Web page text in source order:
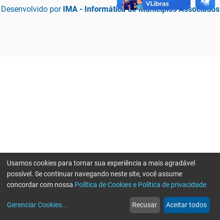
Desenvolvido por IMA - Informática de Municípios Associados
web
Notícias
more_horiz
Mais
Usamos cookies para tornar sua experiência a mais agradável
possível. Se continuar navegando neste site, você assume
concordar com nossa Política de Cookies e Política de privacidade
Gerenciar Cookies... Recusar Aceitar todos
Erro ao enviar informações, por favor tente novamente